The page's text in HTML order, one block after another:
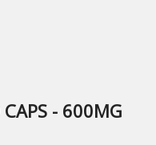
CAPS - 600MG